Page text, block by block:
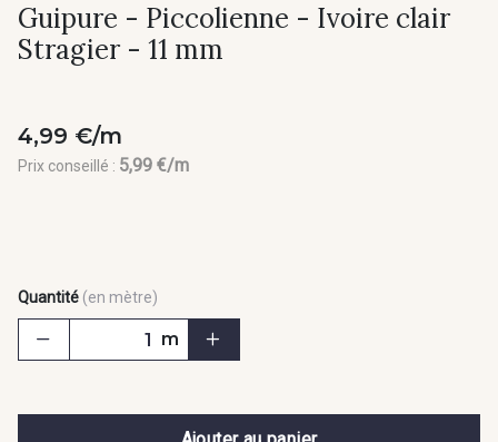
Guipure - Piccolienne - Ivoire clair
Stragier - 11 mm
4,99 €/m
Prix conseillé : 5,99 €/m
Quantité (en mètre)
m